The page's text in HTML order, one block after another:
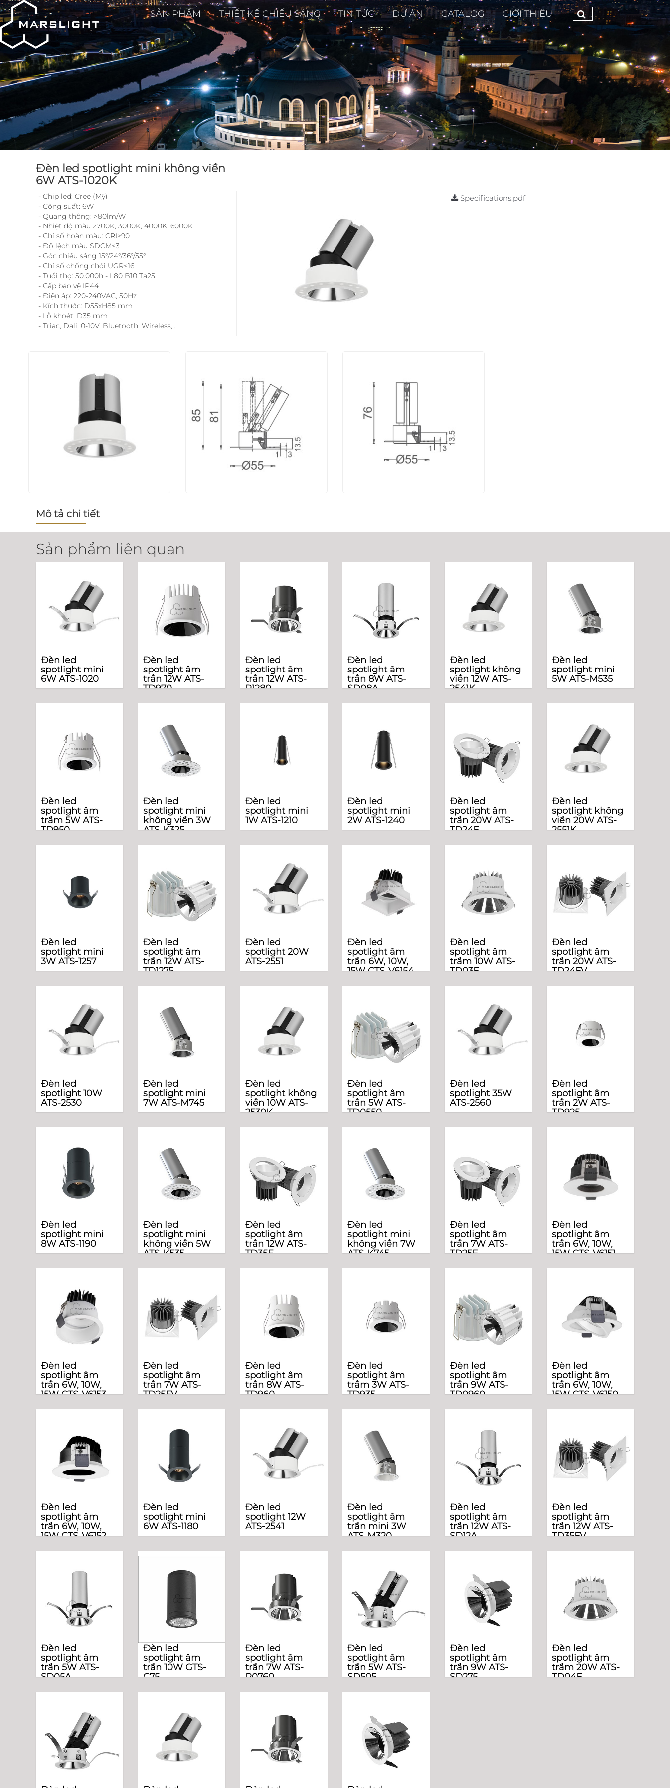
SẢN PHẨM THIẾT KẾ CHIẾU SÁNG TIN TỨC DỰ ÁN CATALOG GIỚI THIỆU
Đèn led spotlight mini không viền
6W ATS-1020K
- Chip led: Cree (Mỹ)
- Công suất: 6W
- Quang thông: >80lm/W
- Nhiệt độ màu 2700K, 3000K, 4000K, 6000K
- Chỉ số hoàn màu: CRI>90
- Độ lệch màu SDCM<3
- Góc chiếu sáng 15°/24°/36°/55°
- Chỉ số chống chói UGR<16
- Tuổi thọ: 50.000h - L80 B10 Ta25
- Cấp bảo vệ IP44
- Điện áp: 220-240VAC, 50Hz
- Kích thước: D55xH85 mm
- Lỗ khoét: D35 mm
- Triac, Dali, 0-10V, Bluetooth, Wireless,...
Specifications.pdf
Mô tả chi tiết
Sản phẩm liên quan
Đèn led
spotlight mini
6W ATS-1020
Đèn led
spotlight âm
trần 12W ATS-
TD970
Đèn led
spotlight âm
trần 12W ATS-
R1280
Đèn led
spotlight âm
trần 8W ATS-
SD08A
Đèn led
spotlight không
viền 12W ATS-
2541K
Đèn led
spotlight mini
5W ATS-M535
Đèn led
spotlight âm
trầm 5W ATS-
TD950
Đèn led
spotlight mini
không viền 3W
ATS-K325
Đèn led
spotlight mini
1W ATS-1210
Đèn led
spotlight mini
2W ATS-1240
Đèn led
spotlight âm
trần 20W ATS-
TD24F
Đèn led
spotlight không
viền 20W ATS-
2551K
Đèn led
spotlight mini
3W ATS-1257
Đèn led
spotlight âm
trần 12W ATS-
TD1275
Đèn led
spotlight 20W
ATS-2551
Đèn led
spotlight âm
trần 6W, 10W,
15W CTS-V6154
Đèn led
spotlight âm
trầm 10W ATS-
TD03F
Đèn led
spotlight âm
trần 20W ATS-
TD24FV
Đèn led
spotlight 10W
ATS-2530
Đèn led
spotlight mini
7W ATS-M745
Đèn led
spotlight không
viền 10W ATS-
2530K
Đèn led
spotlight âm
trần 5W ATS-
TD0550
Đèn led
spotlight 35W
ATS-2560
Đèn led
spotlight âm
trần 2W ATS-
TD925
Đèn led
spotlight mini
8W ATS-1190
Đèn led
spotlight mini
không viền 5W
ATS-K535
Đèn led
spotlight âm
trần 12W ATS-
TD35F
Đèn led
spotlight mini
không viền 7W
ATS-K745
Đèn led
spotlight âm
trần 7W ATS-
TD25F
Đèn led
spotlight âm
trần 6W, 10W,
15W CTS-V6151
Đèn led
spotlight âm
trần 6W, 10W,
15W CTS-V6153
Đèn led
spotlight âm
trần 7W ATS-
TD25FV
Đèn led
spotlight âm
trần 8W ATS-
TD960
Đèn led
spotlight âm
trầm 3W ATS-
TD935
Đèn led
spotlight âm
trần 9W ATS-
TD0960
Đèn led
spotlight âm
trần 6W, 10W,
15W CTS-V6150
Đèn led
spotlight âm
trần 6W, 10W,
15W CTS-V6152
Đèn led
spotlight mini
6W ATS-1180
Đèn led
spotlight 12W
ATS-2541
Đèn led
spotlight âm
trần mini 3W
ATS-M320
Đèn led
spotlight âm
trần 12W ATS-
SD12A
Đèn led
spotlight âm
trần 12W ATS-
TD35FV
Đèn led
spotlight âm
trần 5W ATS-
SD05A
Đèn led
spotlight âm
trần 10W GTS-
C75
Đèn led
spotlight âm
trần 7W ATS-
R0760
Đèn led
spotlight âm
trần 5W ATS-
SD505
Đèn led
spotlight âm
trần 9W ATS-
SD275
Đèn led
spotlight âm
trầm 20W ATS-
TD04F